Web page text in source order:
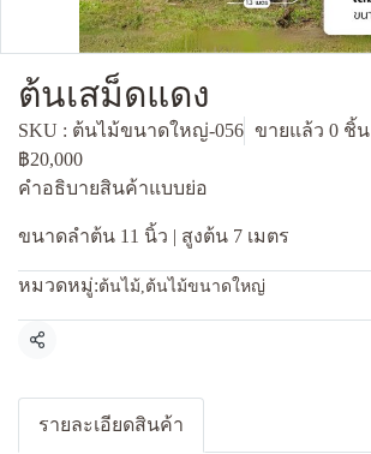
ต้นเสม็ดแดง
SKU : ต้นไม้ขนาดใหญ่-056 ขายแล้ว 0 ชิ้น
฿20,000
คำอธิบายสินค้าแบบย่อ
ขนาดลำต้น 11 นิ้ว | สูงต้น 7 เมตร
หมวดหมู่:ต้นไม้,ต้นไม้ขนาดใหญ่
แชร์
รายละเอียดสินค้า